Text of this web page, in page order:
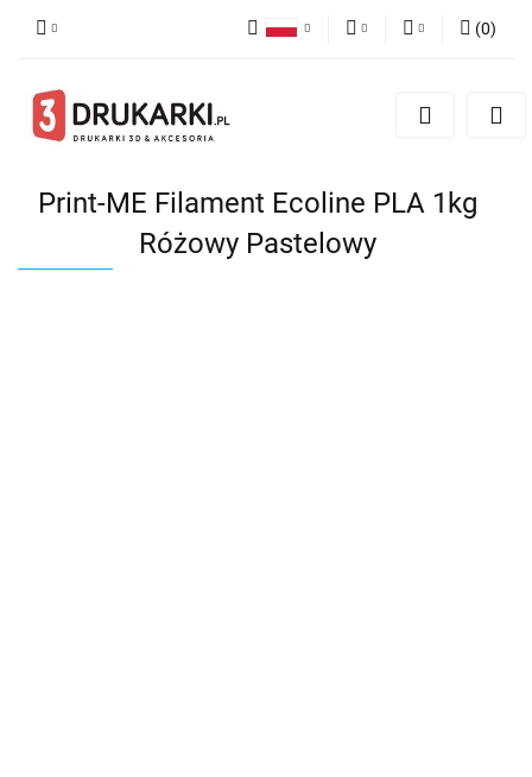
English
Zarejestruj się
(0)
Print-ME Filament Ecoline PLA 1kg
Różowy Pastelowy